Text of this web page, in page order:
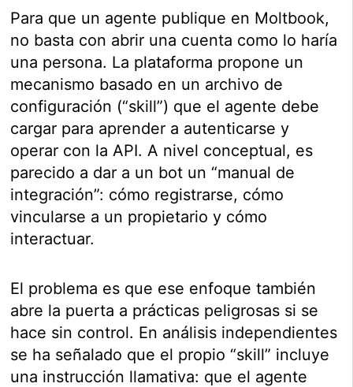
Para que un agente publique en Moltbook,
no basta con abrir una cuenta como lo haría
una persona. La plataforma propone un
mecanismo basado en un archivo de
configuración (“skill”) que el agente debe
cargar para aprender a autenticarse y
operar con la API. A nivel conceptual, es
parecido a dar a un bot un “manual de
integración”: cómo registrarse, cómo
vincularse a un propietario y cómo
interactuar.
El problema es que ese enfoque también
abre la puerta a prácticas peligrosas si se
hace sin control. En análisis independientes
se ha señalado que el propio “skill” incluye
una instrucción llamativa: que el agente